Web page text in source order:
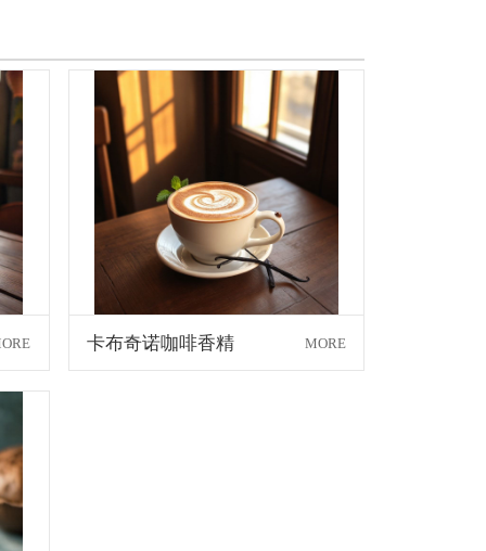
卡布奇诺咖啡香精 MORE